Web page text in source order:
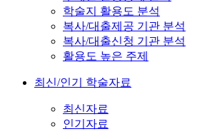
학술지 활용도 분석
복사/대출제공 기관 분석
복사/대출신청 기관 분석
활용도 높은 주제
최신/인기 학술자료
최신자료
인기자료